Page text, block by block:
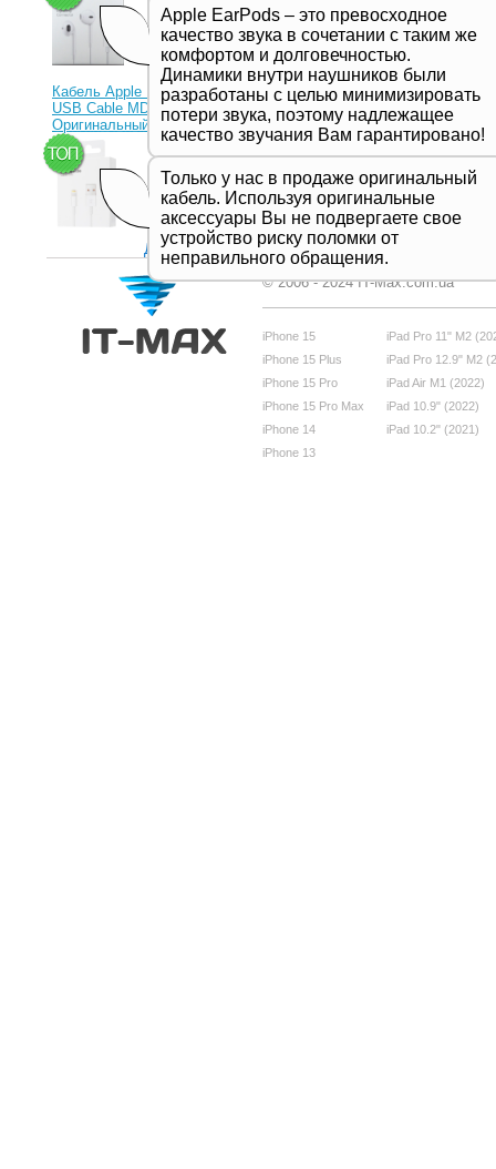
Apple EarPods – это превосходное
качество звука в сочетании с таким же
комфортом и долговечностью.
Динамики внутри наушников были
разработаны с целью минимизировать
потери звука, поэтому надлежащее
качество звучания Вам гарантировано!
Кабель Apple Lightning to
USB Cable MD818ZM
Оригинальный!
Только у нас в продаже оригинальный
кабель. Используя оригинальные
аксессуары Вы не подвергаете свое
устройство риску поломки от
неправильного обращения.
Дивитись все
© 2006 - 2024 IT-Max.com.ua
iPhone 15
iPhone 15 Plus
iPhone 15 Pro
iPhone 15 Pro Max
iPhone 14
iPhone 13
iPad Pro 11" M2
iPad Pro 12.9" M2
iPad Air M1 (2022)
iPad 10.9" (2022)
iPad 10.2" (2021)